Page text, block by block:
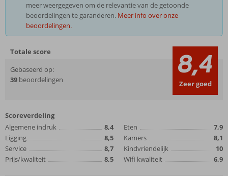
meer weergegeven om de relevantie van de getoonde
beoordelingen te garanderen. Meer info over onze
beoordelingen.
Totale score
Gebaseerd op:
39 beoordelingen 8,4
Zeer goed
Scoreverdeling
Algemene indruk
8,4
Ligging
8,5
Service
8,7
Prijs/kwaliteit
8,5
Eten
7,9
Kamers
8,1
Kindvriendelijk
10
Wifi kwaliteit
6,9